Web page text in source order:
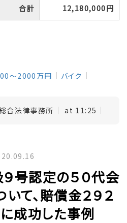
合計 12,180,000円
～2000万円 バイク
合法律事務所 at 11:25
９号認定の５０代会
て、賠償金２９２
成功した事例